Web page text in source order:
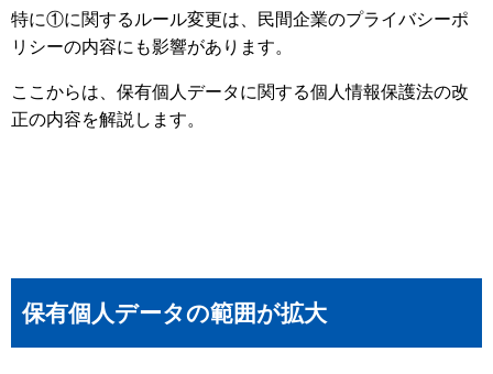
特に①に関するルール変更は、民間企業のプライバシーポ
リシーの内容にも影響があります。
ここからは、保有個人データに関する個人情報保護法の改
正の内容を解説します。
保有個人データの範囲が拡大